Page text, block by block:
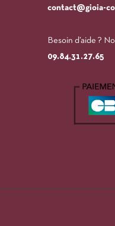
contact@gioia-
Besoin d’aide ?
09.84.31.27.65